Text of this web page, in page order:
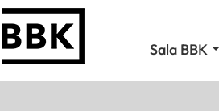
Sala BBK